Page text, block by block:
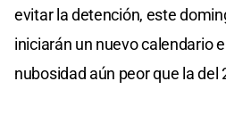
evitar la detención, este
iniciarán un nuevo calendario
nubosidad aún peor que la del